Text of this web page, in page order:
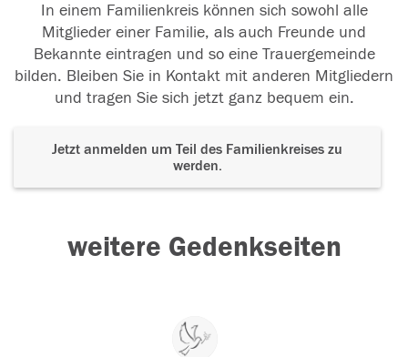
In einem Familienkreis können sich sowohl alle
Mitglieder einer Familie, als auch Freunde und
Bekannte eintragen und so eine Trauergemeinde
bilden. Bleiben Sie in Kontakt mit anderen Mitgliedern
und tragen Sie sich jetzt ganz bequem ein.
Jetzt anmelden um Teil des Familienkreises zu
werden.
weitere Gedenkseiten